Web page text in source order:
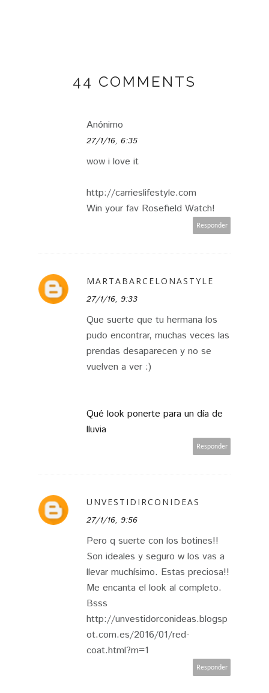
44 COMMENTS
Anónimo
27/1/16, 6:35
wow i love it
http://carrieslifestyle.com
Win your fav Rosefield Watch!
Responder
MARTABARCELONASTYLE
27/1/16, 9:33
Que suerte que tu hermana los
pudo encontrar, muchas veces las
prendas desaparecen y no se
vuelven a ver :)
Qué look ponerte para un día de
lluvia
Responder
UNVESTIDIRCONIDEAS
27/1/16, 9:56
Pero q suerte con los botines!!
Son ideales y seguro w los vas a
llevar muchísimo. Estas preciosa!!
Me encanta el look al completo.
Bsss
http://unvestidorconideas.blogsp
ot.com.es/2016/01/red-
coat.html?m=1
Responder